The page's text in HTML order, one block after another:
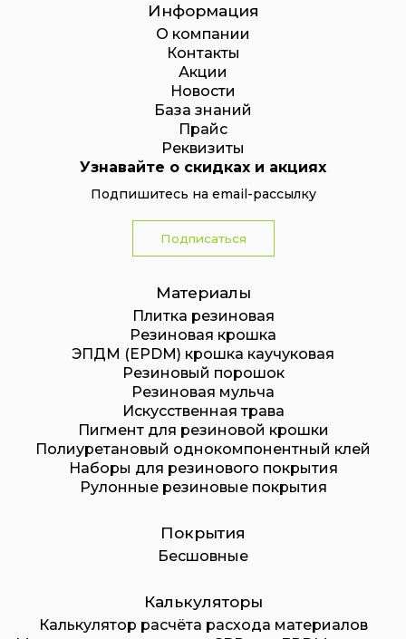
Информация
О компании
Контакты
Акции
Новости
База знаний
Прайс
Реквизиты
Узнавайте о скидках и акциях
Подпишитесь на email-рассылку
Подписаться
Материалы
Плитка резиновая
Резиновая крошка
ЭПДМ (EPDM) крошка каучуковая
Резиновый порошок
Резиновая мульча
Искусственная трава
Пигмент для резиновой крошки
Полиуретановый однокомпонентный клей
Наборы для резинового покрытия
Рулонные резиновые покрытия
Покрытия
Бесшовные
Калькуляторы
Калькулятор расчёта расхода материалов